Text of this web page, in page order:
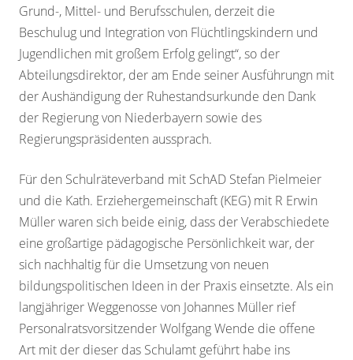
Grund-, Mittel- und Berufsschulen, derzeit die
Beschulug und Integration von Flüchtlingskindern und
Jugendlichen mit großem Erfolg gelingt“, so der
Abteilungsdirektor, der am Ende seiner Ausführungn mit
der Aushändigung der Ruhestandsurkunde den Dank
der Regierung von Niederbayern sowie des
Regierungspräsidenten aussprach.
Für den Schulräteverband mit SchAD Stefan Pielmeier
und die Kath. Erziehergemeinschaft (KEG) mit R Erwin
Müller waren sich beide einig, dass der Verabschiedete
eine großartige pädagogische Persönlichkeit war, der
sich nachhaltig für die Umsetzung von neuen
bildungspolitischen Ideen in der Praxis einsetzte. Als ein
langjähriger Weggenosse von Johannes Müller rief
Personalratsvorsitzender Wolfgang Wende die offene
Art mit der dieser das Schulamt geführt habe ins